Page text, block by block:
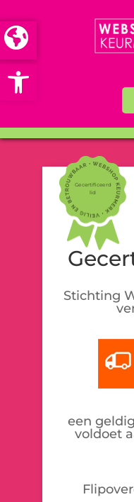
Open
Gecertificeerd
lid
Stichting
een
voldoet